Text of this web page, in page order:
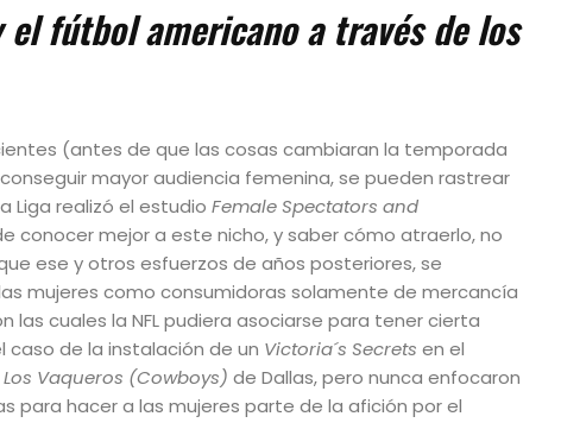
el fútbol americano a través de los
(antes de que las cosas cambiaran la temporada
mayor audiencia femenina, se pueden rastrear
Liga realizó el estudio Female Spectators and
conocer mejor a este nicho, y saber cómo atraerlo, no
ese y otros esfuerzos de años posteriores, se
mujeres como consumidoras solamente de mercancía
las cuales la NFL pudiera asociarse para tener cierta
de la instalación de un Victoria´s Secrets en el
Los Vaqueros (Cowboys) de Dallas, pero nunca enfocaron
para hacer a las mujeres parte de la afición por el